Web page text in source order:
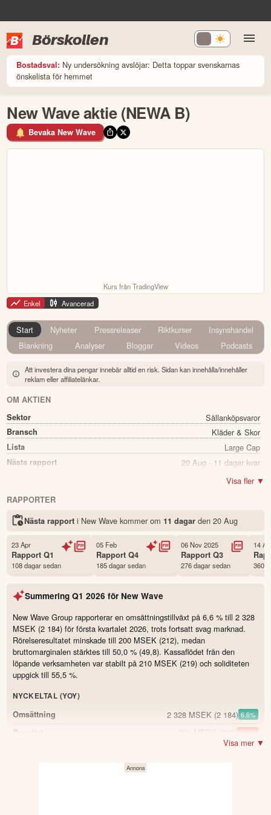
Börskollen
Bostadsval: Ny undersökning avslöjar: Detta toppar svenskarnas
önskelista för hemmet
New Wave aktie (NEWA B)
Bevaka New Wave
Kurs från TradingView
Enkel
Avancerad
Start Nyheter Pressreleaser Riktkurser
Insynshandel
Blankning
Analyser Bloggar Videos Podcasts
Att investera dina pengar innebär alltid en risk. Sidan kan innehålla/innehåller
reklam eller affiliatelänkar.
OM AKTIEN
Sektor
Sällanköpsvaror
Bransch Kläder & Skor
Lista Large Cap
Nästa rapport 20 Aug - 11 dagar kvar
Ja
Namn New Wave
NEWA B
Status Noterad
Land Sverige
Antal ägare Avanza
Antal ägare Nordnet
4,407 st
Källa:Börsdata
Visa fler ▼
RAPPORTER
Nästa rapport i New Wave kommer om 11 dagarden 20 Aug
23 Apr
RapportQ1
108 dagar sedan
05 Feb
RapportQ4
185 dagar sedan
06 Nov 2025
RapportQ3
276 dagar sedan
14
360
Summering Q1 2026 för New Wave
New Wave Group rapporterar en omsättningstillväxt på 6,6 % till 2 328
MSEK (2 184) för första kvartalet 2026, trots fortsatt svag marknad.
Rörelseresultatet minskade till 200 MSEK (212), medan
bruttomarginalen stärktes till 50,0 % (49,8). Kassaflödet från den
löpande verksamheten var stabilt på 210 MSEK (219) och soliditeten
uppgick till 55,5 %.
NYCKELTAL (YOY)
Omsättning
2 328 MSEK (2 184) 6.6%
Resultat 200 MSEK -5.7%
Visa mer ▼